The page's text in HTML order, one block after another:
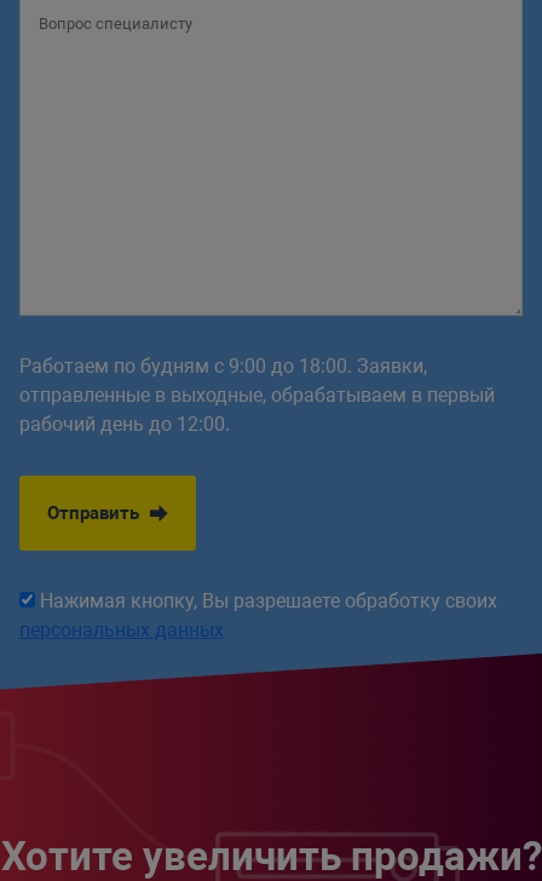
Работаем по будням с 9:00 до 18:00. Заявки,
отправленные в выходные, обрабатываем в первый
рабочий день до 12:00.
Отправить
Нажимая кнопку, Вы разрешаете обработку своих
персональных данных
Хотите увеличить продажи?